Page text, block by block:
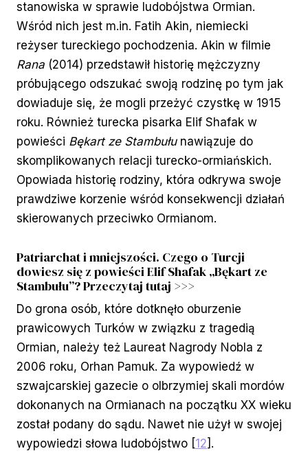
stanowiska w sprawie ludobójstwa Ormian.
Wśród nich jest m.in. Fatih Akin, niemiecki
reżyser tureckiego pochodzenia. Akin w filmie
Rana (2014) przedstawił historię mężczyzny
próbującego odszukać swoją rodzinę po tym jak
dowiaduje się, że mogli przeżyć czystkę w 1915
roku. Również turecka pisarka Elif Shafak w
powieści Bękart ze Stambułunawiązuje do
skomplikowanych relacji turecko-ormiańskich.
Opowiada historię rodziny, która odkrywa swoje
prawdziwe korzenie wśród konsekwencji działań
skierowanych przeciwko Ormianom.
Patriarchat i mniejszości. Czego o Turcji
dowiesz się z powieści Elif Shafak „Bękart ze
Stambułu”? Przeczytaj tutaj >>>
Do grona osób, które dotknęło oburzenie
prawicowych Turków w związku z tragedią
Ormian, należy też Laureat Nagrody Nobla z
2006 roku, Orhan Pamuk. Za wypowiedź w
szwajcarskiej gazecie o olbrzymiej skali mordów
dokonanych na Ormianach na początku XX wieku
został podany do sądu. Nawet nie użył w swojej
wypowiedzi słowa ludobójstwo [12].